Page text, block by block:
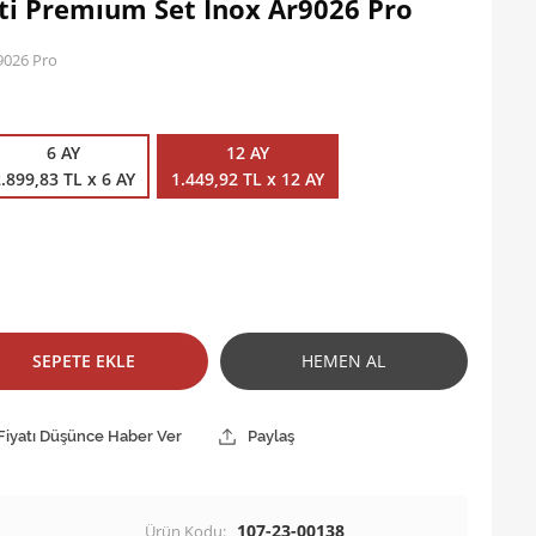
Premıum Set Inox Ar9026 Pro
Pro
6 AY
TL x 6 AY
12 AY
1.449,92 TL x 12 AY
SEPETE EKLE HEMEN AL
Düşünce Haber Ver Paylaş
Ürün Kodu: 107-23-00138